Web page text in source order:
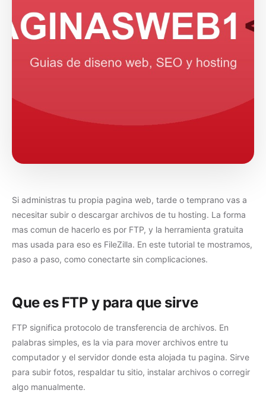
Si administras tu propia pagina web, tarde o temprano vas a
necesitar subir o descargar archivos de tu hosting. La forma
mas comun de hacerlo es por FTP, y la herramienta gratuita
mas usada para eso es FileZilla. En este tutorial te mostramos,
paso a paso, como conectarte sin complicaciones.
Que es FTP y para que sirve
FTP significa protocolo de transferencia de archivos. En
palabras simples, es la via para mover archivos entre tu
computador y el servidor donde esta alojada tu pagina. Sirve
para subir fotos, respaldar tu sitio, instalar archivos o corregir
algo manualmente.